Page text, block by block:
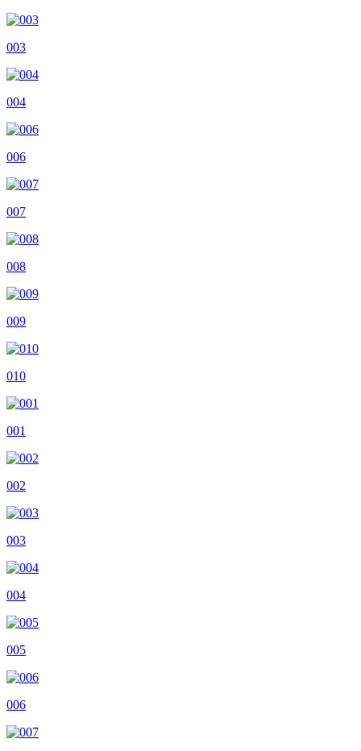
003
004
006
007
008
009
010
001
002
003
004
005
006